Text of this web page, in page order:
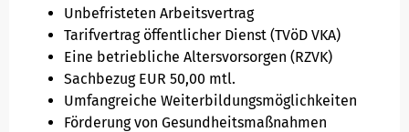
Unbefristeten Arbeitsvertrag
Tarifvertrag öffentlicher Dienst (TVöD VKA)
Eine betriebliche Altersvorsorgen (RZVK)
Sachbezug EUR 50,00 mtl.
Umfangreiche Weiterbildungsmöglichkeiten
Förderung von Gesundheitsmaßnahmen